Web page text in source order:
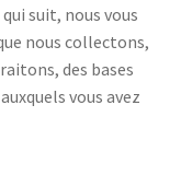
suit, nous vous
nous collectons,
des bases
vous avez